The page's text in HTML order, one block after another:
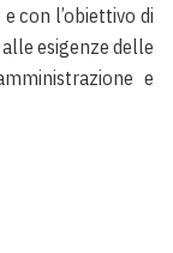
con l’obiettivo di
esigenze delle
e